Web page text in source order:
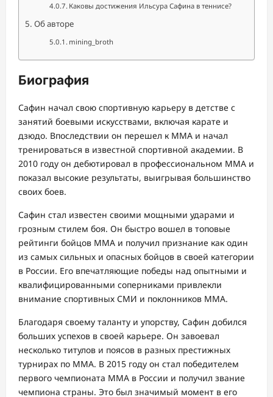
Каковы достижения Ильсура Сафина в теннисе?
Об авторе
mining_broth
Биография
Сафин начал свою спортивную карьеру в детстве с
занятий боевыми искусствами, включая карате и
дзюдо. Впоследствии он перешел к ММА и начал
тренироваться в известной спортивной академии. В
2010 году он дебютировал в профессиональном ММА и
показал высокие результаты, выигрывая большинство
своих боев.
Сафин стал известен своими мощными ударами и
грозным стилем боя. Он быстро вошел в топовые
рейтинги бойцов ММА и получил признание как один
из самых сильных и опасных бойцов в своей категории
в России. Его впечатляющие победы над опытными и
квалифицированными соперниками привлекли
внимание спортивных СМИ и поклонников ММА.
Благодаря своему таланту и упорству, Сафин добился
больших успехов в своей карьере. Он завоевал
несколько титулов и поясов в разных престижных
турнирах по ММА. В 2015 году он стал победителем
первого чемпионата ММА в России и получил звание
чемпиона страны. Это был значимый момент в его